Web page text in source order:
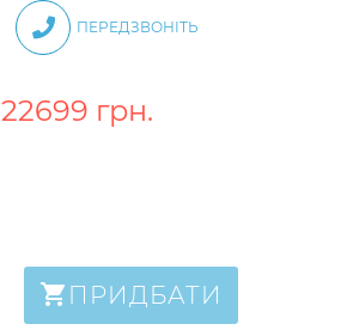
ПЕРЕДЗВОНІТЬ
22699 грн.
ПРИДБАТИ